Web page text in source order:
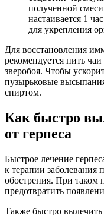
полученной
настаивается 1
для укрепления
Для восстановления
рекомендуется пить
зверобоя. Чтобы
пузырьковые
спиртом.
Как быстро
от герпеса
Быстрое лечение
к терапии заболевания
обострения. При таком
предотвратить
Также быстро